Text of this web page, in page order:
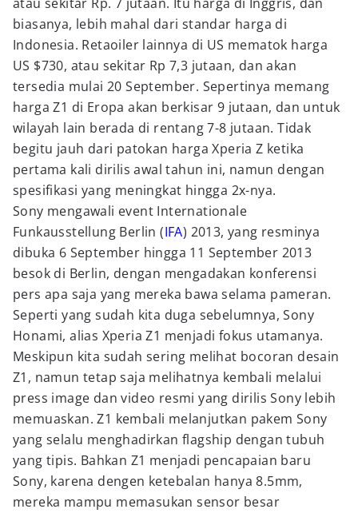
biasanya, lebih mahal dari standar harga di
Indonesia. Retaoiler lainnya di US mematok harga
US $730, atau sekitar Rp 7,3 jutaan, dan akan
tersedia mulai 20 September. Sepertinya memang
harga Z1 di Eropa akan berkisar 9 jutaan, dan untuk
wilayah lain berada di rentang 7-8 jutaan. Tidak
begitu jauh dari patokan harga Xperia Z ketika
pertama kali dirilis awal tahun ini, namun dengan
spesifikasi yang meningkat hingga 2x-nya.
Sony mengawali event Internationale
Funkausstellung Berlin (IFA) 2013, yang resminya
dibuka 6 September hingga 11 September 2013
besok di Berlin, dengan mengadakan konferensi
pers apa saja yang mereka bawa selama pameran.
Seperti yang sudah kita duga sebelumnya, Sony
Honami, alias Xperia Z1 menjadi fokus utamanya.
Meskipun kita sudah sering melihat bocoran desain
Z1, namun tetap saja melihatnya kembali melalui
press image dan video resmi yang dirilis Sony lebih
memuaskan. Z1 kembali melanjutkan pakem Sony
yang selalu menghadirkan flagship dengan tubuh
yang tipis. Bahkan Z1 menjadi pencapaian baru
Sony, karena dengen ketebalan hanya 8.5mm,
mereka mampu memasukan sensor besar